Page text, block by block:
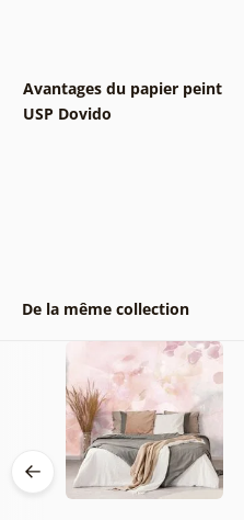
Avantages du papier peint
USP Dovido
De la même collection